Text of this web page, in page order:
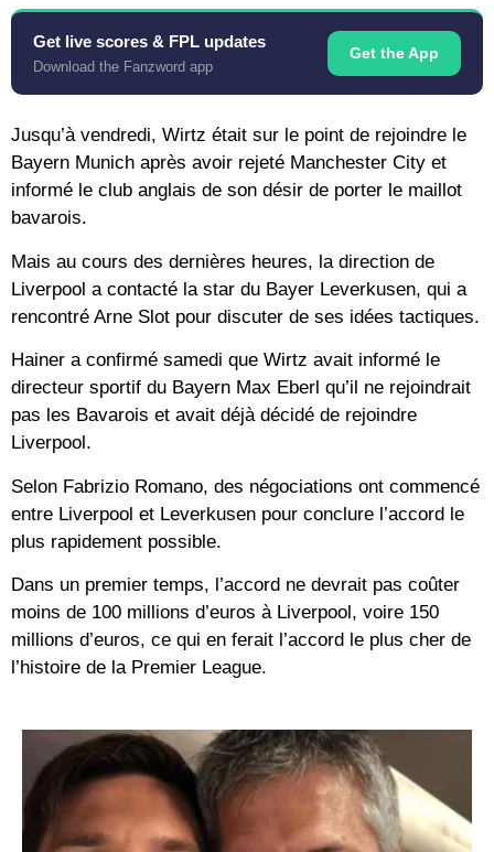
Get live scores & FPL updates
Download the Fanzword app
Get the App
Jusqu’à vendredi, Wirtz était sur le point de rejoindre le
Bayern Munich après avoir rejeté Manchester City et
informé le club anglais de son désir de porter le maillot
bavarois.
Mais au cours des dernières heures, la direction de
Liverpool a contacté la star du Bayer Leverkusen, qui a
rencontré Arne Slot pour discuter de ses idées tactiques.
Hainer a confirmé samedi que Wirtz avait informé le
directeur sportif du Bayern Max Eberl qu’il ne rejoindrait
pas les Bavarois et avait déjà décidé de rejoindre
Liverpool.
Selon Fabrizio Romano, des négociations ont commencé
entre Liverpool et Leverkusen pour conclure l’accord le
plus rapidement possible.
Dans un premier temps, l’accord ne devrait pas coûter
moins de 100 millions d’euros à Liverpool, voire 150
millions d’euros, ce qui en ferait l’accord le plus cher de
l’histoire de la Premier League.